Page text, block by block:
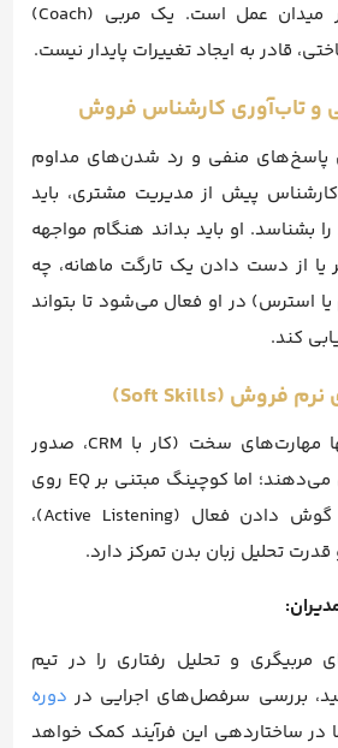
عملکرد کارشناسان در میدان عمل است. یک مربی (Coach)
قادر به ایجاد تغییرات پایدار نیست.
پاسخ‌های منفی و رد شدن‌های مداوم
پیش از مدیریت مشتری، باید
بشناسد. او باید بداند هنگام مواجهه
از دست دادن یک تارگت ماهانه، چه
استرس) در او فعال می‌شود تا بتواند
کند.
آموزش‌های سنتی تنها مهارت‌های سخت (کار با CRM، صدور
پیش‌فاکتور) را پوشش می‌دهند؛ اما کوچینگ مبتنی بر EQ روی
مهارت‌های نرم مانند گوش دادن فعال (Active Listening)،
تحلیل زبان بدن تمرکز دارد.
مربیگری و تحلیل رفتاری را در تیم
بررسی سرفصل‌های اجرایی در دوره
در ساختاردهی این فرآیند کمک خواهد